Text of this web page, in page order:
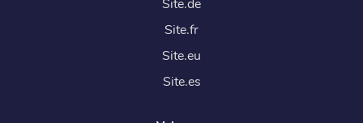
Site.fr
Site.eu
Site.es